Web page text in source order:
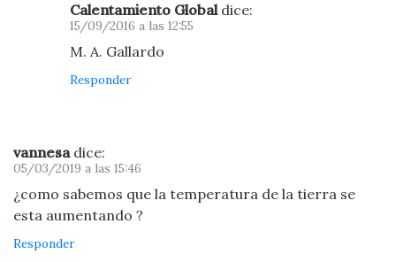
Calentamiento Global dice:
15/09/2016 a las 12:55
M. A. Gallardo
Responder
vannesa dice:
05/03/2019 a las 15:46
¿como sabemos que la temperatura de la tierra se
esta aumentando ?
Responder